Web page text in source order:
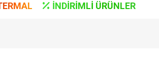
İNDIRIMLI ÜRÜNLER